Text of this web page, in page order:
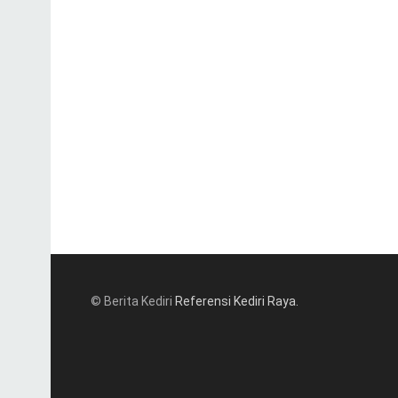
© Berita Kediri Referensi Kediri Raya